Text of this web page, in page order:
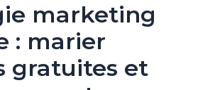
marketing
: marier
gratuites et